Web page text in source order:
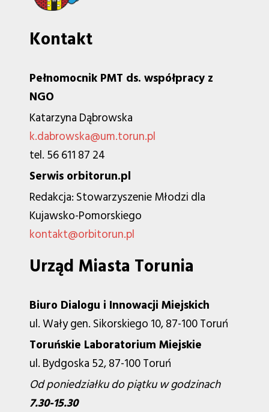
Kontakt
Pełnomocnik PMT ds. współpracy z
NGO
Katarzyna Dąbrowska
k.dabrowska@um.torun.pl
tel. 56 611 87 24
Serwis orbitorun.pl
Redakcja: Stowarzyszenie Młodzi dla
Kujawsko-Pomorskiego
kontakt@orbitorun.pl
Urząd Miasta Torunia
Biuro Dialogu i Innowacji Miejskich
ul. Wały gen. Sikorskiego 10, 87-100 Toruń
Toruńskie Laboratorium Miejskie
ul. Bydgoska 52, 87-100 Toruń
Od poniedziałku do piątku w godzinach
7.30-15.30